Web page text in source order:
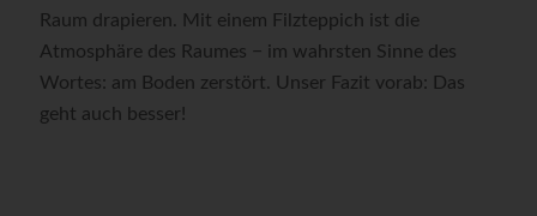
Raum drapieren. Mit einem Filzteppich ist die
Atmosphäre des Raumes − im wahrsten Sinne des
Wortes: am Boden zerstört. Unser Fazit vorab: Das
geht auch besser!